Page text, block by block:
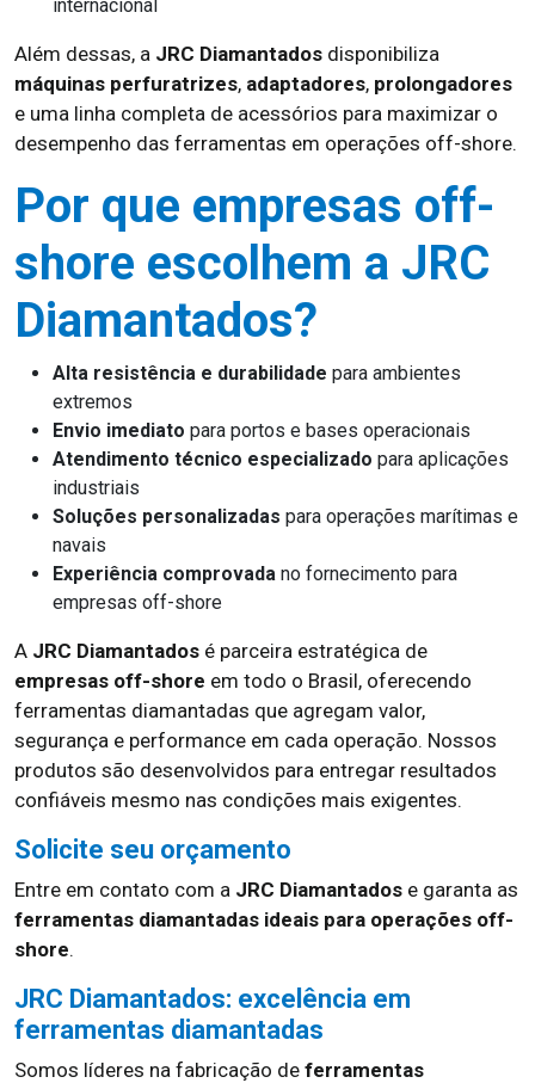
internacional
Além dessas, a JRC Diamantados disponibiliza
máquinas perfuratrizes, adaptadores, prolongadores
e uma linha completa de acessórios para maximizar o
desempenho das ferramentas em operações off-shore.
Por que empresas off-
shore escolhem a JRC
Diamantados?
Alta resistência e durabilidade para ambientes
extremos
Envio imediato para portos e bases operacionais
Atendimento técnico especializado para aplicações
industriais
Soluções personalizadas para operações marítimas e
navais
Experiência comprovada no fornecimento para
empresas off-shore
A JRC Diamantados é parceira estratégica de
empresas off-shore em todo o Brasil, oferecendo
ferramentas diamantadas que agregam valor,
segurança e performance em cada operação. Nossos
produtos são desenvolvidos para entregar resultados
confiáveis mesmo nas condições mais exigentes.
Solicite seu orçamento
Entre em contato com a JRC Diamantados e garanta as
ferramentas diamantadas ideais para operações off-
shore.
JRC Diamantados: excelência em
ferramentas diamantadas
Somos líderes na fabricação de ferramentas